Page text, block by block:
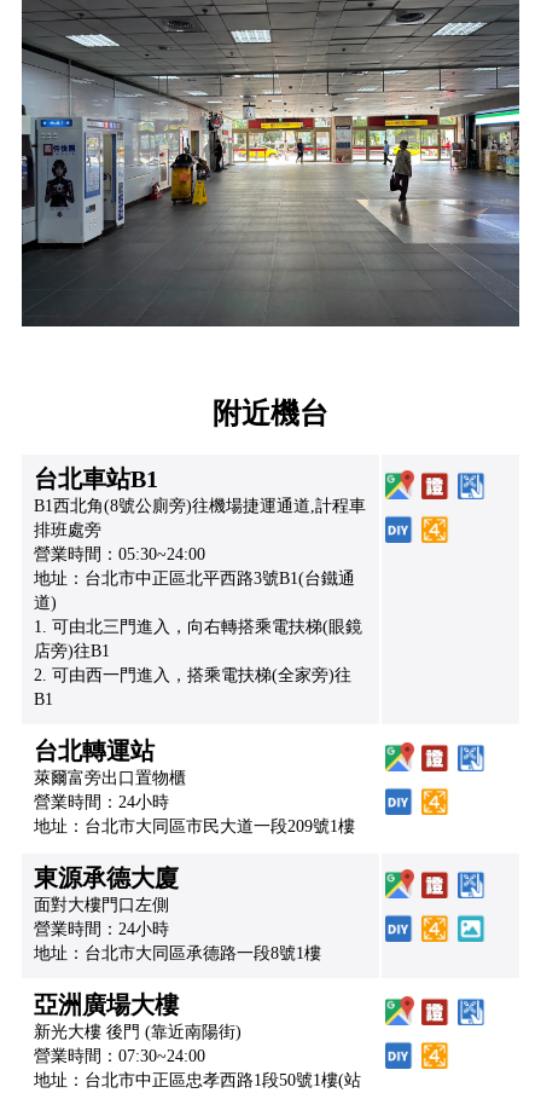
附近機台
台北車站B1
B1西北角(8號公廁旁)往機場捷運通道,計程車
排班處旁
營業時間：05:30~24:00
地址：台北市中正區北平西路3號B1(台鐵通
道)
1. 可由北三門進入，向右轉搭乘電扶梯(眼鏡
店旁)往B1
2. 可由西一門進入，搭乘電扶梯(全家旁)往
B1
台北轉運站
萊爾富旁出口置物櫃
營業時間：24小時
地址：台北市大同區市民大道一段209號1樓
東源承德大廈
面對大樓門口左側
營業時間：24小時
地址：台北市大同區承德路一段8號1樓
亞洲廣場大樓
新光大樓 後門 (靠近南陽街)
營業時間：07:30~24:00
地址：台北市中正區忠孝西路1段50號1樓(站